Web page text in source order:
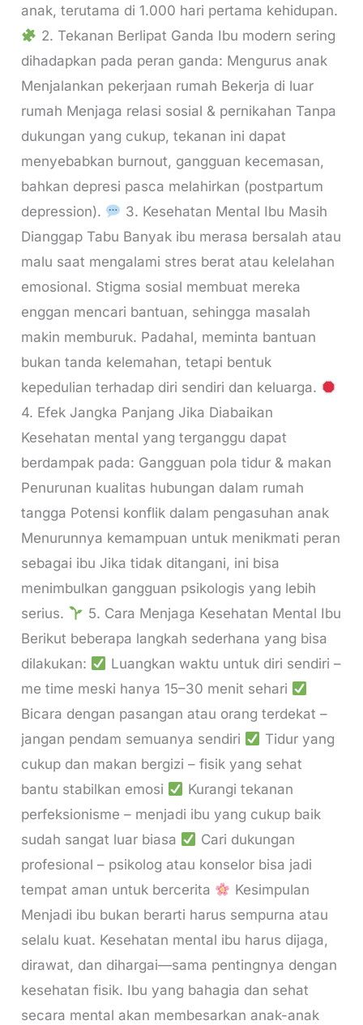
anak, terutama di 1.000 hari pertama kehidupan.
2. Tekanan Berlipat Ganda Ibu modern sering
dihadapkan pada peran ganda: Mengurus anak
Menjalankan pekerjaan rumah Bekerja di luar
rumah Menjaga relasi sosial & pernikahan Tanpa
dukungan yang cukup, tekanan ini dapat
menyebabkan burnout, gangguan kecemasan,
bahkan depresi pasca melahirkan (postpartum
depression).
3. Kesehatan Mental Ibu Masih
Dianggap Tabu Banyak ibu merasa bersalah atau
malu saat mengalami stres berat atau kelelahan
emosional. Stigma sosial membuat mereka
enggan mencari bantuan, sehingga masalah
makin memburuk. Padahal, meminta bantuan
bukan tanda kelemahan, tetapi bentuk
kepedulian terhadap diri sendiri dan keluarga.
4. Efek Jangka Panjang Jika Diabaikan
Kesehatan mental yang terganggu dapat
berdampak pada: Gangguan pola tidur & makan
Penurunan kualitas hubungan dalam rumah
tangga Potensi konflik dalam pengasuhan anak
Menurunnya kemampuan untuk menikmati peran
sebagai ibu Jika tidak ditangani, ini bisa
menimbulkan gangguan psikologis yang lebih
serius.
5. Cara Menjaga Kesehatan Mental Ibu
Berikut beberapa langkah sederhana yang bisa
dilakukan:
Luangkan waktu untuk diri sendiri –
me time meski hanya 15–30 menit sehari
Bicara dengan pasangan atau orang terdekat –
jangan pendam semuanya sendiri
Tidur yang
cukup dan makan bergizi – fisik yang sehat
bantu stabilkan emosi
Kurangi tekanan
perfeksionisme – menjadi ibu yang cukup baik
sudah sangat luar biasa
Cari dukungan
profesional – psikolog atau konselor bisa jadi
tempat aman untuk bercerita
Kesimpulan
Menjadi ibu bukan berarti harus sempurna atau
selalu kuat. Kesehatan mental ibu harus dijaga,
dirawat, dan dihargai—sama pentingnya dengan
kesehatan fisik. Ibu yang bahagia dan sehat
secara mental akan membesarkan anak-anak